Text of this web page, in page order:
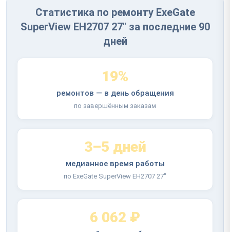
Статистика по ремонту ExeGate
SuperView EH2707 27" за последние 90
дней
19%
ремонтов — в день обращения
по завершённым заказам
3–5 дней
медианное время работы
по ExeGate SuperView EH2707 27"
6 062 ₽